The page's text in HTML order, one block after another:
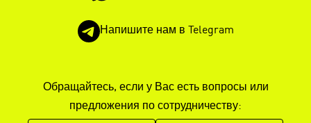
Напишите нам в Telegram
Обращайтесь, если у Вас есть вопросы или
предложения по сотрудничеству: